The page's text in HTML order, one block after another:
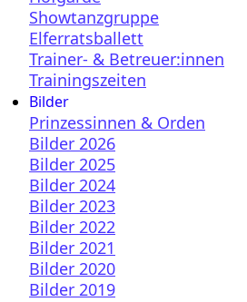
Showtanzgruppe
Elferratsballett
Trainer- & Betreuer:innen
Trainingszeiten
Bilder
Prinzessinnen & Orden
Bilder 2026
Bilder 2025
Bilder 2024
Bilder 2023
Bilder 2022
Bilder 2021
Bilder 2020
Bilder 2019